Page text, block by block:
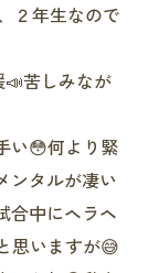
２年生なので
📣苦しみなが
い😳何より緊
ンタルが凄い
合中にヘラヘ
思いますが😅